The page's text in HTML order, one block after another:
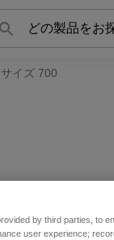
イズ 700
by third parties, to
user experience;